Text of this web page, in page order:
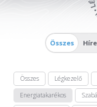
Összes
Összes Légkezelő
Energiatakarékos